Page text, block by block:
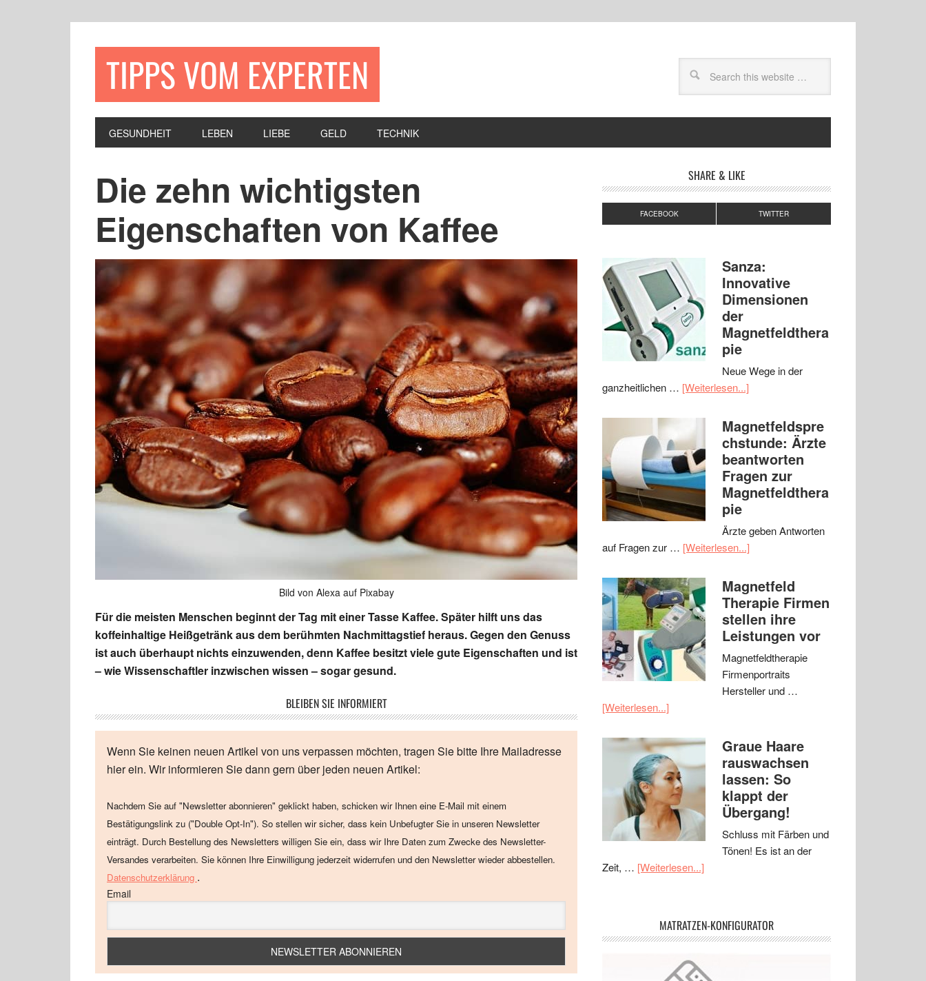
TIPPS VOM EXPERTEN
GESUNDHEIT LEBEN LIEBE GELD TECHNIK
Die zehn wichtigsten
Eigenschaften von Kaffee
Bild von Alexa auf Pixabay
Für die meisten Menschen beginnt der Tag mit einer Tasse Kaffee. Später hilft uns das
koffeinhaltige Heißgetränk aus dem berühmten Nachmittagstief heraus. Gegen den Genuss
ist auch überhaupt nichts einzuwenden, denn Kaffee besitzt viele gute Eigenschaften und ist
– wie Wissenschaftler inzwischen wissen – sogar gesund.
BLEIBEN SIE INFORMIERT
Wenn Sie keinen neuen Artikel von uns verpassen möchten, tragen Sie bitte Ihre Mailadresse
hier ein. Wir informieren Sie dann gern über jeden neuen Artikel:
Nachdem Sie auf "Newsletter abonnieren" geklickt haben, schicken wir Ihnen eine E-Mail mit einem
Bestätigungslink zu ("Double Opt-In"). So stellen wir sicher, dass kein Unbefugter Sie in unseren Newsletter
einträgt. Durch Bestellung des Newsletters willigen Sie ein, dass wir Ihre Daten zum Zwecke des Newsletter-
Versandes verarbeiten. Sie können Ihre Einwilligung jederzeit widerrufen und den Newsletter wieder abbestellen.
Datenschutzerklärung .
Email
SHARE & LIKE
FACEBOOK TWITTER
Sanza:
Innovative
Dimensionen
der
Magnetfeldthera
pie
Neue Wege in der
ganzheitlichen … [Weiterlesen...]
Magnetfeldspre
chstunde: Ärzte
beantworten
Fragen zur
Magnetfeldthera
pie
Ärzte geben Antworten
auf Fragen zur … [Weiterlesen...]
Magnetfeld
Therapie Firmen
stellen ihre
Leistungen vor
Magnetfeldtherapie
Firmenportraits
Hersteller und …
[Weiterlesen...]
Graue Haare
rauswachsen
lassen: So
klappt der
Übergang!
Schluss mit Färben und
Tönen! Es ist an der
Zeit, … [Weiterlesen...]
MATRATZEN-KONFIGURATOR